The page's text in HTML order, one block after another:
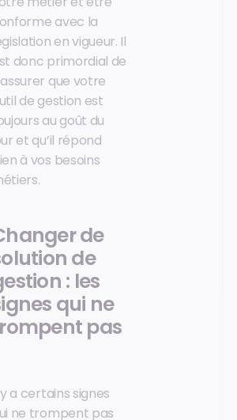
avec la
en vigueur. Il
donc primordial de
que votre
de gestion est
au goût du
et qu’il répond
à vos besoins
de
de
: les
qui ne
pas
a certains signes
ne trompent pas